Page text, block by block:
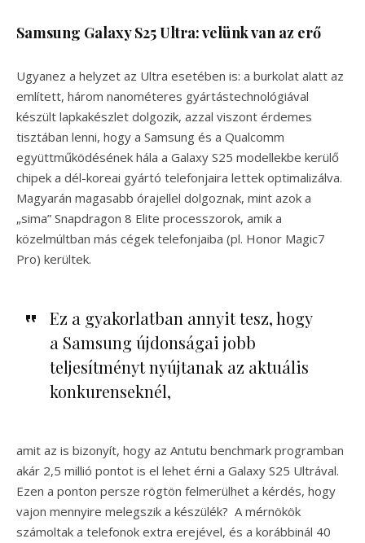
Samsung Galaxy S25 Ultra: velünk van az erő
Ugyanez a helyzet az Ultra esetében is: a burkolat alatt az
említett, három nanométeres gyártástechnológiával
készült lapkakészlet dolgozik, azzal viszont érdemes
tisztában lenni, hogy a Samsung és a Qualcomm
együttműködésének hála a Galaxy S25 modellekbe kerülő
chipek a dél-koreai gyártó telefonjaira lettek optimalizálva.
Magyarán magasabb órajellel dolgoznak, mint azok a
„sima” Snapdragon 8 Elite processzorok, amik a
közelmúltban más cégek telefonjaiba (pl. Honor Magic7
Pro) kerültek.
Ez a gyakorlatban annyit tesz, hogy
a Samsung újdonságai jobb
teljesítményt nyújtanak az aktuális
konkurenseknél,
amit az is bizonyít, hogy az Antutu benchmark programban
akár 2,5 millió pontot is el lehet érni a Galaxy S25 Ultrával.
Ezen a ponton persze rögtön felmerülhet a kérdés, hogy
vajon mennyire melegszik a készülék? A mérnökök
számoltak a telefonok extra erejével, és a korábbinál 40